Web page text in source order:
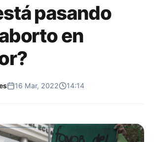
NOTICIAS
QUIÉNES SOMOS
CONTACTO
pasando
en
16 Mar, 2022 14:14